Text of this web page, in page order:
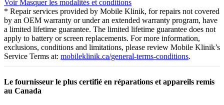
Voir Masquerles modalités et conditions
* Repair services provided by Mobile Klinik, for repairs not covered
by an OEM warranty or under an extended warranty program, have
a limited lifetime guarantee. The limited lifetime guarantee does not
apply to battery or screen replacements. For more information,
exclusions, conditions and limitations, please review Mobile Klinik’s
Service Terms at: mobileklinik.ca/general-terms-conditions.
Le fournisseur le plus certifié en réparations et appareils remis
au Canada